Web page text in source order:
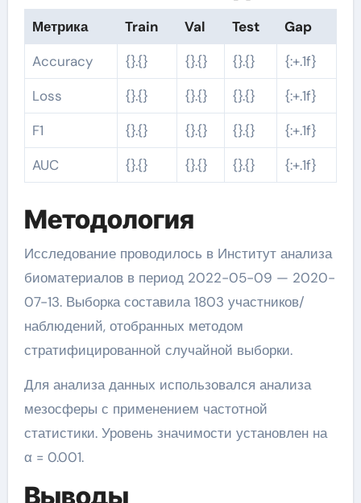
Метрика Train Val Test
Gap
Accuracy
{}.{} {}.{} {}.{}
{:+.1f}
Loss
{}.{} {}.{} {}.{}
{:+.1f}
F1
{}.{} {}.{} {}.{}
{:+.1f}
AUC
{}.{} {}.{} {}.{} {:+.1f}
Методология
Исследование проводилось в Институт анализа
биоматериалов в период 2022-05-09 — 2020-
07-13. Выборка составила 1803 участников/
наблюдений, отобранных методом
стратифицированной случайной выборки.
Для анализа данных использовался анализа
мезосферы с применением частотной
статистики. Уровень значимости установлен на
α = 0.001.
Выводы